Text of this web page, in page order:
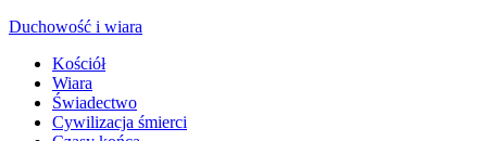
Duchowość i wiara
Kościół
Wiara
Świadectwo
Cywilizacja śmierci